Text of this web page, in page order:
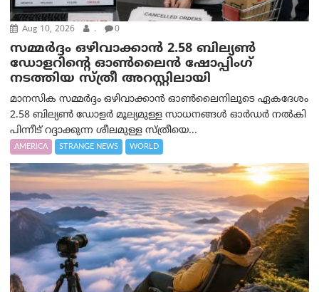
Aug 10, 2026 . 0
സമ്മര്‍ദ്ദം ഒഴിവാക്കാന്‍ 2.58 ബില്യൺ
ഡോളറിന്റെ ഓണ്‍ലൈന്‍ ഷോപ്പിംഗ്
നടത്തിയ സ്ത്രീ അറസ്റ്റിലായി
മാനസിക സമ്മര്‍ദ്ദം ഒഴിവാക്കാന്‍ ഓണ്‍ലൈനിലൂടെ ഏകദേശം
2.58 ബില്യൺ ഡോളർ മൂല്യമുള്ള സാധനങ്ങള്‍ ഓര്‍ഡര്‍ നല്‍കി
പിന്നീട് റദ്ദാക്കുന്ന ശീലമുള്ള സ്ത്രീയെ...
AMERICA STRANGE NEWS WORLD